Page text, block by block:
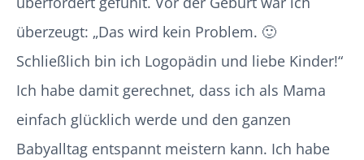
überzeugt: „Das wird kein Problem. 🙂
Schließlich bin ich Logopädin und liebe Kinder!“
Ich habe damit gerechnet, dass ich als Mama
einfach glücklich werde und den ganzen
Babyalltag entspannt meistern kann. Ich habe